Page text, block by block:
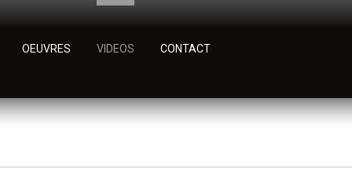
OEUVRES VIDEOS CONTACT